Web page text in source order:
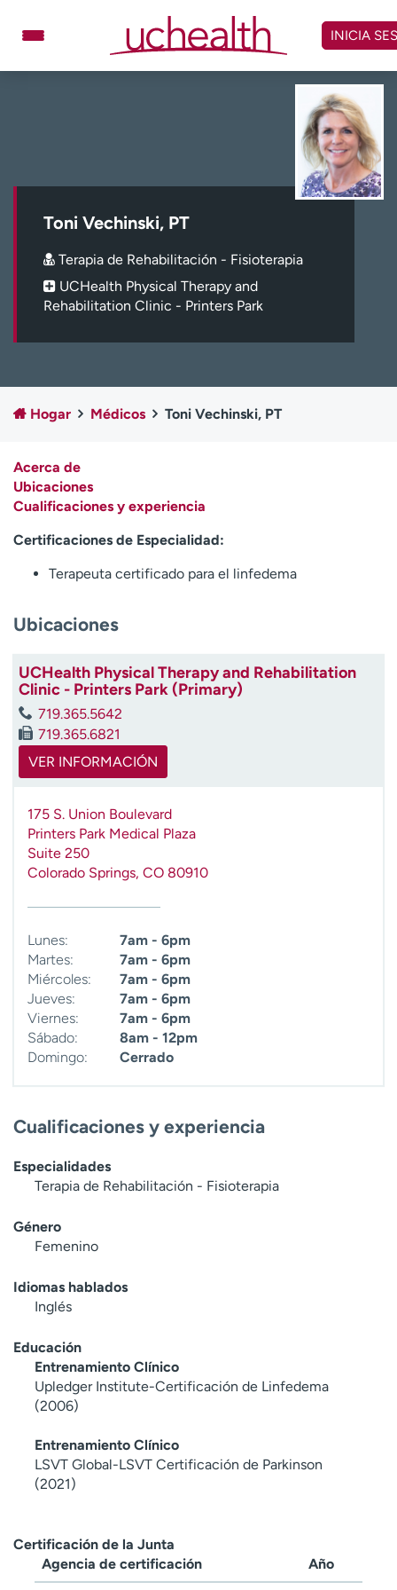
contenido
Carreras
Inicie sesión en My Health Connection
Atención a medios de
comunicación
Contáctenos Noticias e historias
d
a
e
a
e
n
c
INICIA
Toni Vechinski, PT
Terapia de Rehabilitación - Fisioterapia
UCHealth Physical Therapy and
Rehabilitation Clinic - Printers Park
Hogar Médicos Toni Vechinski, PT
Acerca de
Ubicaciones
Cualificaciones y experiencia
Certificaciones de Especialidad:
Terapeuta certificado para el linfedema
Ubicaciones
UCHealth Physical Therapy and Rehabilitation
Clinic - Printers Park (Primary)
719.365.5642
719.365.6821
VER INFORMACIÓN
175 S. Union Boulevard
Printers Park Medical Plaza
Suite 250
Colorado Springs, CO 80910
Lunes:
7am - 6pm
Martes:
7am - 6pm
Miércoles:
7am - 6pm
Jueves:
7am - 6pm
Viernes:
7am - 6pm
Sábado:
8am - 12pm
Domingo:
Cerrado
Cualificaciones y experiencia
Especialidades
Terapia de Rehabilitación - Fisioterapia
Género
Femenino
Idiomas hablados
Inglés
Educación
Entrenamiento Clínico
Upledger Institute-Certificación de Linfedema
(2006)
Entrenamiento Clínico
LSVT Global-LSVT Certificación de Parkinson
(2021)
Certificación de la Junta
Agencia de certificación
Año